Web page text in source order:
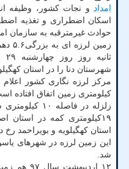
امداد و نجات کشور، وظیفه
اسکان اضطراری و تغذیه
حوادث غیرمترقبه به سازمان
شهرستان دنا را در استان
مرکز لرزه نگاری کشور
کیلومتری زمین اتفاق افتاده
زلزله در
استان کهگیلویه و بویراحمد
این زمین لرزه در شهرهای
شد.